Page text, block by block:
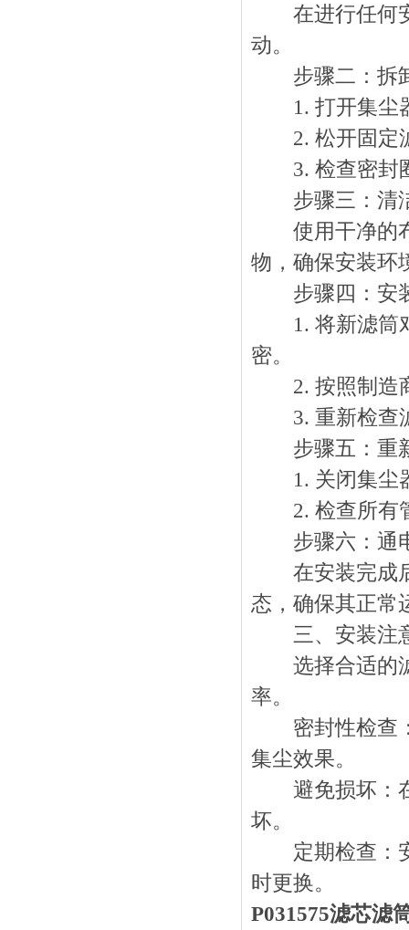
在进行任何安
动。
步骤二：拆
1. 打开集尘器
2. 松开固定滤
3. 检查密封圈
步骤三：清
使用干净的布
物，确保安装环
步骤四：安
1. 将新滤筒对
密。
2. 按照制造商
3. 重新检查滤
步骤五：重
1. 关闭集尘器
2. 检查所有管
步骤六：通
在安装完成后
态，确保其正常
三、安装注
选择合适的滤
率。
密封性检查：
集尘效果。
避免损坏：在
坏。
定期检查：安
时更换。
P031575滤芯滤